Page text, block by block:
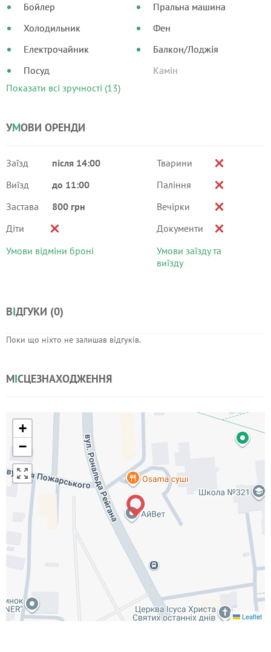
Бойлер
Холодильник
Електрочайник
Посуд
Пральна машина
Фен
Балкон/Лоджія
Камін
Показати всі зручності (13)
УМОВИ ОРЕНДИ
Заїзд
після 14:00
Виїзд
до 11:00
Застава
800 грн
Діти
Умови відміни броні
Тварини
Паління
Вечірки
Документи
Умови заїзду та
виїзду
ВІДГУКИ (0)
Поки що ніхто не залишав відгуків.
МІСЦЕЗНАХОДЖЕННЯ
+
−
Leaflet